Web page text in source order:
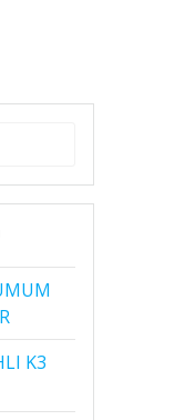
K3